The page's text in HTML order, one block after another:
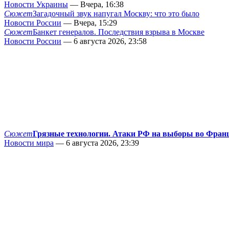
Новости Украины — Вчера, 16:38
СюжетЗагадочный звук напугал Москву: что это было
Новости России — Вчера, 15:29
СюжетБанкет генералов. Последствия взрыва в Москве
Новости России — 6 августа 2026, 23:58
СюжетГрязные технологии. Атаки РФ на выборы во
Новости мира — 6 августа 2026, 23:39